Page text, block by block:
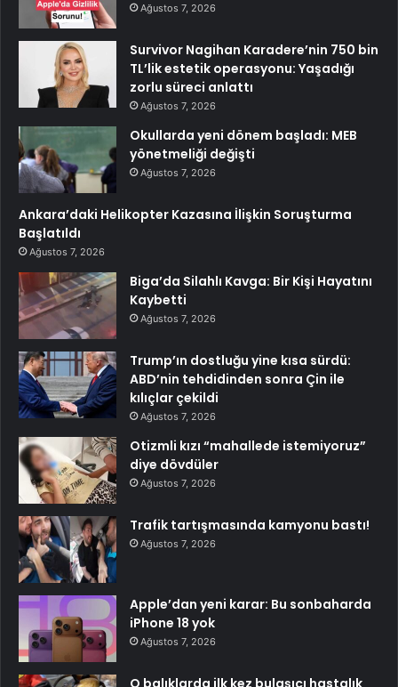
Ağustos 7, 2026
Survivor Nagihan Karadere’nin 750 bin
TL’lik estetik operasyonu: Yaşadığı
zorlu süreci anlattı
Ağustos 7, 2026
Okullarda yeni dönem başladı: MEB
yönetmeliği değişti
Ağustos 7, 2026
Ankara’daki Helikopter Kazasına İlişkin Soruşturma
Başlatıldı
Ağustos 7, 2026
Biga’da Silahlı Kavga: Bir Kişi Hayatını
Kaybetti
Ağustos 7, 2026
Trump’ın dostluğu yine kısa sürdü:
ABD’nin tehdidinden sonra Çin ile
kılıçlar çekildi
Ağustos 7, 2026
Otizmli kızı “mahallede istemiyoruz”
diye dövdüler
Ağustos 7, 2026
Trafik tartışmasında kamyonu bastı!
Ağustos 7, 2026
Apple’dan yeni karar: Bu sonbaharda
iPhone 18 yok
Ağustos 7, 2026